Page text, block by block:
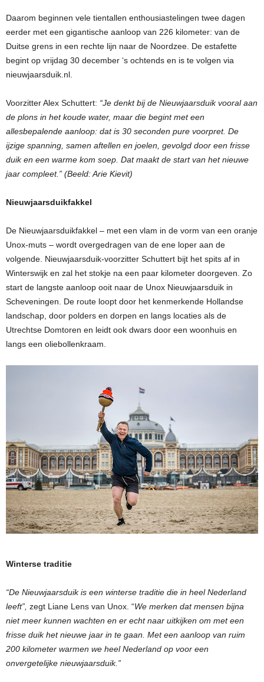
Daarom beginnen vele tientallen enthousiastelingen twee dagen
eerder met een gigantische aanloop van 226 kilometer: van de
Duitse grens in een rechte lijn naar de Noordzee. De estafette
begint op vrijdag 30 december ‘s ochtends en is te volgen via
nieuwjaarsduik.nl.
Voorzitter Alex Schuttert: “Je denkt bij de Nieuwjaarsduik vooral aan
de plons in het koude water, maar die begint met een
allesbepalende aanloop: dat is 30 seconden pure voorpret. De
ijzige spanning, samen aftellen en joelen, gevolgd door een frisse
duik en een warme kom soep. Dat maakt de start van het nieuwe
jaar compleet.” (Beeld: Arie Kievit)
Nieuwjaarsduikfakkel
De Nieuwjaarsduikfakkel – met een vlam in de vorm van een oranje
Unox-muts – wordt overgedragen van de ene loper aan de
volgende. Nieuwjaarsduik-voorzitter Schuttert bijt het spits af in
Winterswijk en zal het stokje na een paar kilometer doorgeven. Zo
start de langste aanloop ooit naar de Unox Nieuwjaarsduik in
Scheveningen. De route loopt door het kenmerkende Hollandse
landschap, door polders en dorpen en langs locaties als de
Utrechtse Domtoren en leidt ook dwars door een woonhuis en
langs een oliebollenkraam.
Winterse traditie
“De Nieuwjaarsduik is een winterse traditie die in heel Nederland
leeft”, zegt Liane Lens van Unox. “We merken dat mensen bijna
niet meer kunnen wachten en er echt naar uitkijken om met een
frisse duik het nieuwe jaar in te gaan. Met een aanloop van ruim
200 kilometer warmen we heel Nederland op voor een
onvergetelijke nieuwjaarsduik.”